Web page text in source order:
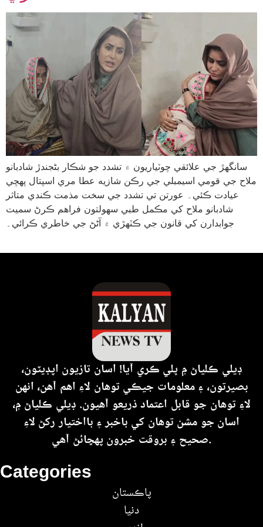
سانگهڙ جي علائقي چوٽياريون ۾ تشدد جو شڪار بڻجندڙ شادبانو
ملاح جي قومي اسيمبلي جي رڪن شازيه عطا مري اسپتال پهچي
عيادت ڪئي۔ عورتن تي تشدد جي سخت مذمت ڪندي متاثر
شادبانو ملاح کي مڪمل طبي سهولتون فراهم ڪرڻ سميت
جوابدارن کي قانون جي ڪٽهڙي ۾ آڻڻ جي خاطري ڪرائي۔
Categories
پاڪستان
دنيا
ڊيلي ڪلياڻ ۾ ڀلي ڪري آيا! اسان تازيون اپڊيٽون،
بصيرتون، ۽ معلومات جيڪي توهان لاءِ اهم آهن، انهن
لاءِ توهان جو قابل اعتماد ذريعو آهيون. ڊيلي ڪلياڻ ۾،
اسان جو مشن توهان کي باخبر ۽ بااختيار رکڻ لاءِ
صحيح ۽ بروقت خبرون پهچائڻ آهي.